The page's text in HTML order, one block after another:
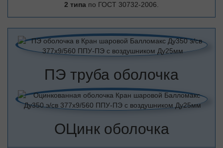
2 типа по ГОСТ 30732-2006.
ПЭ труба оболочка
ОЦинк оболочка